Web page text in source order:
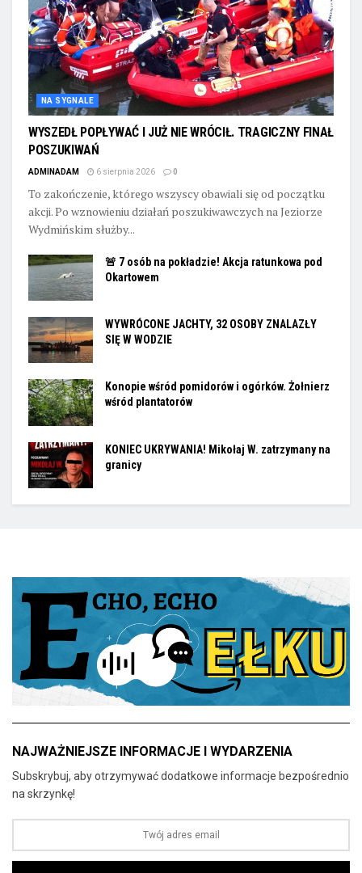
NA SYGNALE
WYSZEDŁ POPŁYWAĆ I JUŻ NIE WRÓCIŁ. TRAGICZNY FINAŁ
POSZUKIWAŃ
ADMINADAM 6 sierpnia 2026 0
To zakończenie, którego wszyscy obawiali się od początku
akcji. Po wznowieniu działań poszukiwawczych na Jeziorze
Wydmińskim służby...
🚨 7 osób na pokładzie! Akcja ratunkowa pod
Okartowem
WYWRÓCONE JACHTY, 32 OSOBY ZNALAZŁY
SIĘ W WODZIE
Konopie wśród pomidorów i ogórków. Żołnierz
wśród plantatorów
KONIEC UKRYWANIA! Mikołaj W. zatrzymany na
granicy
NAJWAŻNIEJSZE INFORMACJE I WYDARZENIA
Subskrybuj, aby otrzymywać dodatkowe informacje bezpośrednio
na skrzynkę!